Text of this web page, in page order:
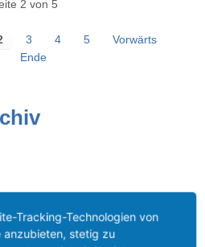
2 von 5
3 4 5
Vorwärts
Ende
Tracking-Technologien von
anzubieten, stetig zu